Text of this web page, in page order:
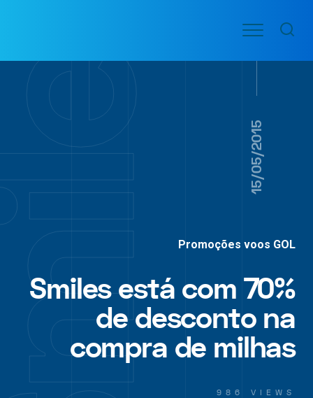
conteúdo
VOO
AÉREAS
Menu
15/05/2015
Promoções voos GOL
Smiles está com 70%
de desconto na
compra de milhas
986 VIEWS